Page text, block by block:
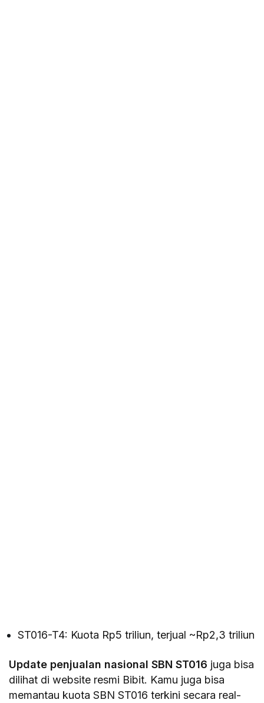
ST016-T4: Kuota Rp5 triliun, terjual ~Rp2,3 triliun
Update penjualan nasional SBN ST016 juga bisa
dilihat di website resmi Bibit. Kamu juga bisa
memantau kuota SBN ST016 terkini secara real-